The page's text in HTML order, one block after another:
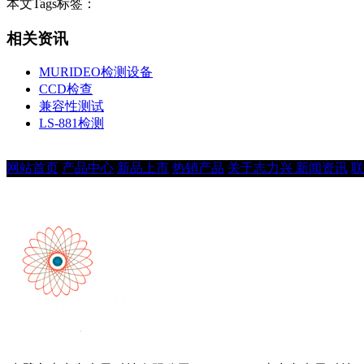
本文Tags标签：
相关资讯
MURIDEO检测设备
CCD检查
兼容性测试
LS-881检测
网站首页 产品中心 新品上市 热销产品 关于志力兴 新闻资讯